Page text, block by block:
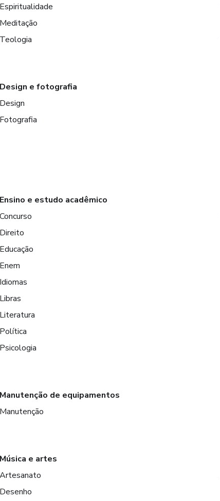
Espiritualidade
Meditação
Teologia
Design e fotografia
Design
Fotografia
Ensino e estudo acadêmico
Concurso
Direito
Educação
Enem
Idiomas
Libras
Literatura
Política
Psicologia
Manutenção de equipamentos
Manutenção
Música e artes
Artesanato
Desenho